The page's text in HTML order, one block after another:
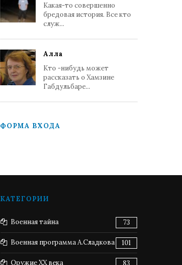
Какая-то совершенно
бредовая история. Все кто
служ...
Алла
Кто -нибудь может
рассказать о Хамзине
Габдульбаре...
ФОРМА ВХОДА
КАТЕГОРИИ
Военная тайна 73
Военная программа А.Сладкова 101
Оружие XX века 83